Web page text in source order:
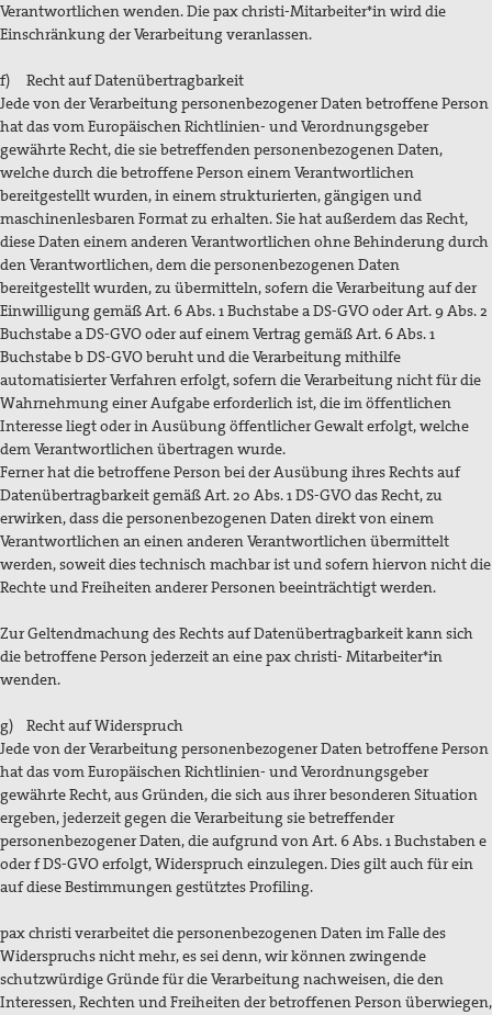
Verantwortlichen wenden. Die pax christi-Mitarbeiter*in wird die
Einschränkung der Verarbeitung veranlassen.
f) Recht auf Datenübertragbarkeit
Jede von der Verarbeitung personenbezogener Daten betroffene Person
hat das vom Europäischen Richtlinien- und Verordnungsgeber
gewährte Recht, die sie betreffenden personenbezogenen Daten,
welche durch die betroffene Person einem Verantwortlichen
bereitgestellt wurden, in einem strukturierten, gängigen und
maschinenlesbaren Format zu erhalten. Sie hat außerdem das Recht,
diese Daten einem anderen Verantwortlichen ohne Behinderung durch
den Verantwortlichen, dem die personenbezogenen Daten
bereitgestellt wurden, zu übermitteln, sofern die Verarbeitung auf der
Einwilligung gemäß Art. 6 Abs. 1 Buchstabe a DS-GVO oder Art. 9 Abs. 2
Buchstabe a DS-GVO oder auf einem Vertrag gemäß Art. 6 Abs. 1
Buchstabe b DS-GVO beruht und die Verarbeitung mithilfe
automatisierter Verfahren erfolgt, sofern die Verarbeitung nicht für die
Wahrnehmung einer Aufgabe erforderlich ist, die im öffentlichen
Interesse liegt oder in Ausübung öffentlicher Gewalt erfolgt, welche
dem Verantwortlichen übertragen wurde.
Ferner hat die betroffene Person bei der Ausübung ihres Rechts auf
Datenübertragbarkeit gemäß Art. 20 Abs. 1 DS-GVO das Recht, zu
erwirken, dass die personenbezogenen Daten direkt von einem
Verantwortlichen an einen anderen Verantwortlichen übermittelt
werden, soweit dies technisch machbar ist und sofern hiervon nicht die
Rechte und Freiheiten anderer Personen beeinträchtigt werden.
Zur Geltendmachung des Rechts auf Datenübertragbarkeit kann sich
die betroffene Person jederzeit an eine pax christi- Mitarbeiter*in
wenden.
g) Recht auf Widerspruch
Jede von der Verarbeitung personenbezogener Daten betroffene Person
hat das vom Europäischen Richtlinien- und Verordnungsgeber
gewährte Recht, aus Gründen, die sich aus ihrer besonderen Situation
ergeben, jederzeit gegen die Verarbeitung sie betreffender
personenbezogener Daten, die aufgrund von Art. 6 Abs. 1 Buchstaben e
oder f DS-GVO erfolgt, Widerspruch einzulegen. Dies gilt auch für ein
auf diese Bestimmungen gestütztes Profiling.
pax christi verarbeitet die personenbezogenen Daten im Falle des
Widerspruchs nicht mehr, es sei denn, wir können zwingende
schutzwürdige Gründe für die Verarbeitung nachweisen, die den
Interessen, Rechten und Freiheiten der betroffenen Person überwiegen,